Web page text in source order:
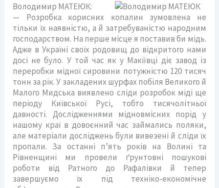
Володимир МАТЕЮК:
— Розробка корисних копалин зумовлена не
тільки їх наявністю, а й затребуваністю народним
господарством. На перше місце я поставив би мідь.
Адже в Україні своїх родовищ до відкритого нами
досі не було. У той час як у Макіївці діє завод із
переробки мідної сировини потужністю 120 тисяч
тонн за рік. У закладених шурфах побіля Великого й
Малого Мидська виявлено сліди розробок міді ще
періоду Київської Русі, тобто тисячолітньої
давності. Дослідженнями мідновмісних порід у
нашому краї в довоєнний час займались поляки,
але матеріали досліджень були вивезені й сліди їх
пропали. За останні п’ять років на Волині та
Рівненщині ми провели ґрунтовні пошукові
роботи від Ратного до Рафалівки й тепер
завершуємо їх під техніко-економічне